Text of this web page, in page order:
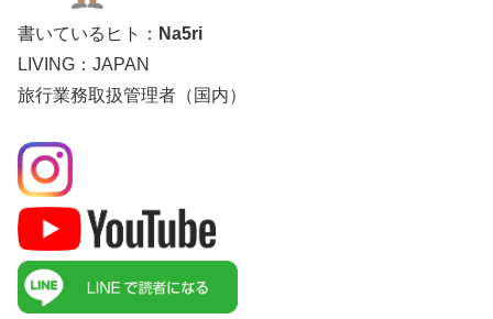
書いているヒト： Na5ri
LIVING：JAPAN
旅行業務取扱管理者（国内）